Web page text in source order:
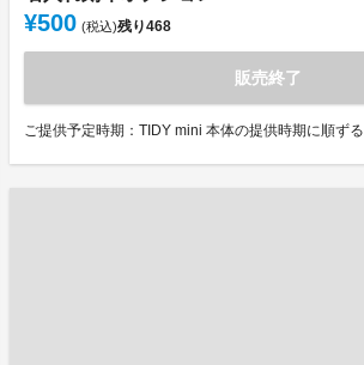
¥500 (税込)残り468
販売終了
ご提供予定時期：TIDY mini 本体の提供時期に順ずる